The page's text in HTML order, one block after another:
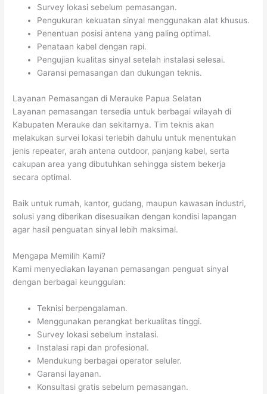
Survey lokasi sebelum pemasangan.
Pengukuran kekuatan sinyal menggunakan alat khusus.
Penentuan posisi antena yang paling optimal.
Penataan kabel dengan rapi.
Pengujian kualitas sinyal setelah instalasi selesai.
Garansi pemasangan dan dukungan teknis.
Layanan Pemasangan di Merauke Papua Selatan
Layanan pemasangan tersedia untuk berbagai wilayah di
Kabupaten Merauke dan sekitarnya. Tim teknis akan
melakukan survei lokasi terlebih dahulu untuk menentukan
jenis repeater, arah antena outdoor, panjang kabel, serta
cakupan area yang dibutuhkan sehingga sistem bekerja
secara optimal.
Baik untuk rumah, kantor, gudang, maupun kawasan industri,
solusi yang diberikan disesuaikan dengan kondisi lapangan
agar hasil penguatan sinyal lebih maksimal.
Mengapa Memilih Kami?
Kami menyediakan layanan pemasangan penguat sinyal
dengan berbagai keunggulan:
Teknisi berpengalaman.
Menggunakan perangkat berkualitas tinggi.
Survey lokasi sebelum instalasi.
Instalasi rapi dan profesional.
Mendukung berbagai operator seluler.
Garansi layanan.
Konsultasi gratis sebelum pemasangan.